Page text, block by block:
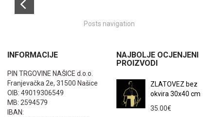
Posts navigation
INFORMACIJE
PIN TRGOVINE NAŠICE d.o.o.
Franjevačka 2e, 31500 Našice
OIB: 49019306549
MB: 2594579
IBAN:
NAJBOLJE OCJENJENI
PROIZVODI
ZLATOVEZ bez
okvira 30x40 cm
35.00€